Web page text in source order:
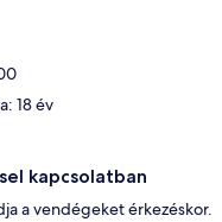
18 év
kapcsolatban
a vendégeket érkezéskor.